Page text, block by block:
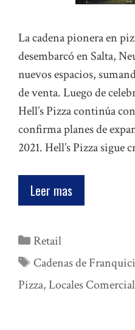
La cadena pionera en
desembarcó en Salta,
nuevos espacios,
de venta. Luego de
Hell’s Pizza continúa
confirma planes de
2021. Hell’s Pizza sigue
Leer mas
Categorías
Retail
Etiquetas
Cadenas de
Pizza,Locales